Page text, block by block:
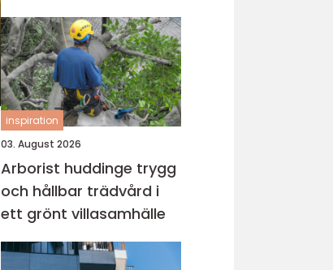
inspiration
03. August 2026
Arborist huddinge trygg
och hållbar trädvård i
ett grönt villasamhälle